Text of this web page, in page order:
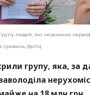
людей, які незаконно
гривень (фото)
групу, яка, за